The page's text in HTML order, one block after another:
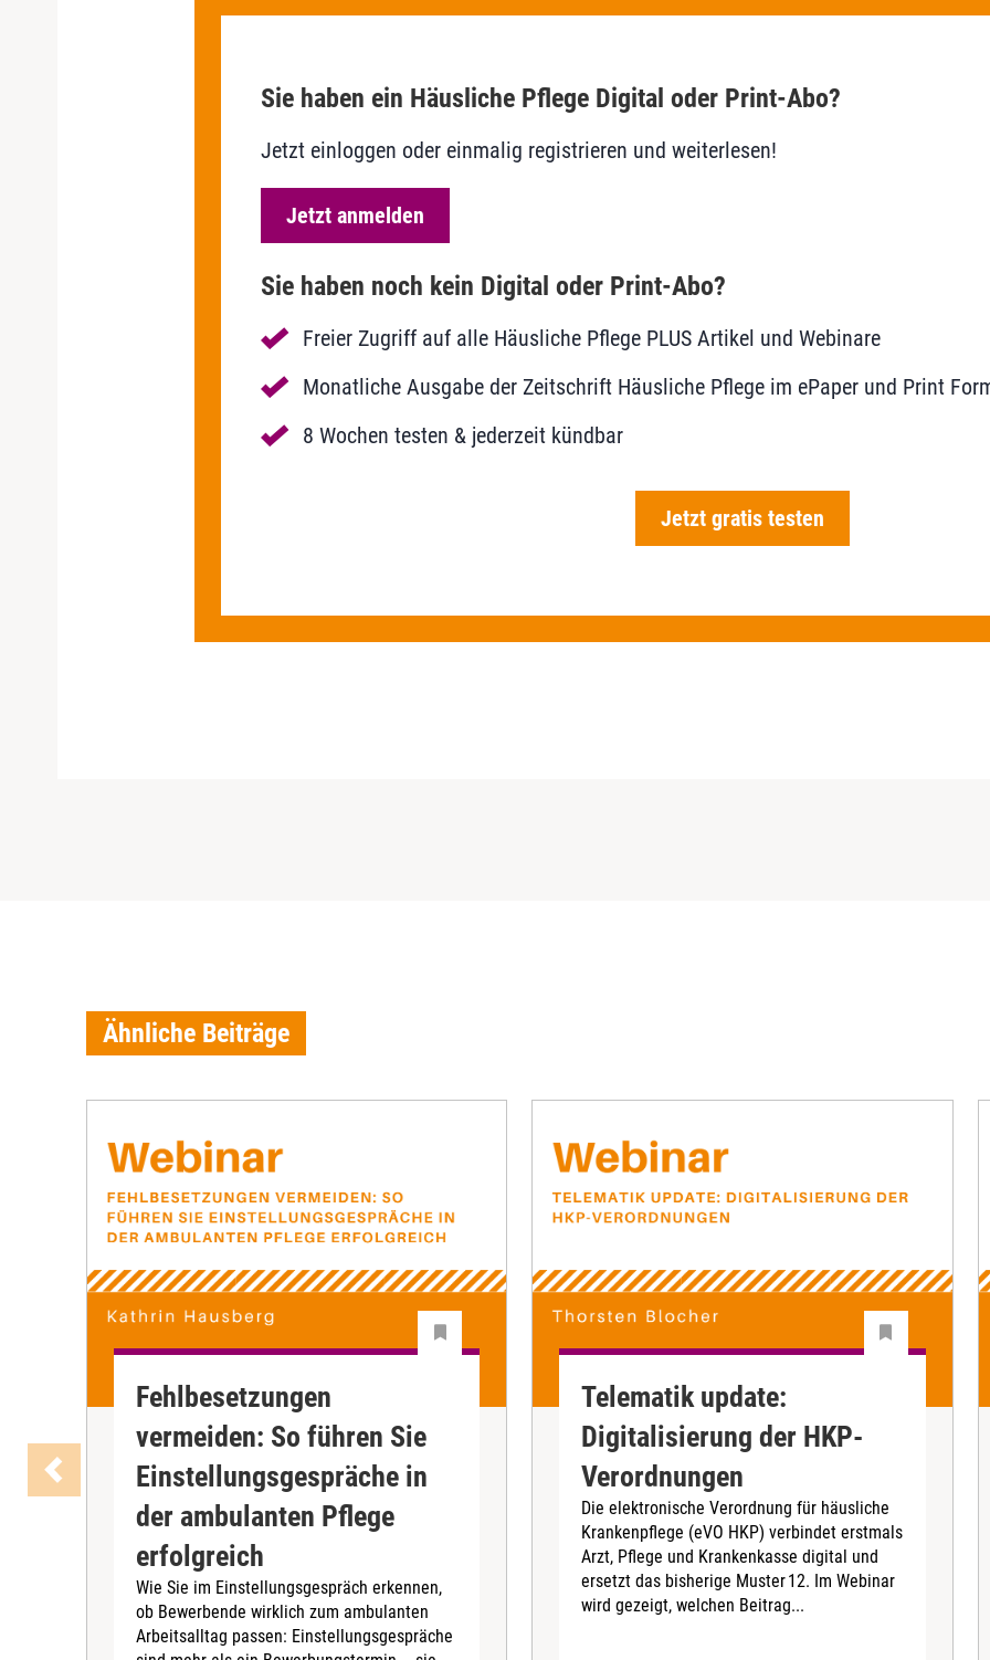
Sie haben ein Häusliche Pflege Digital oder Print-Abo?
Jetzt einloggen oder einmalig registrieren und weiterlesen!
Jetzt anmelden
Sie haben noch kein Digital oder Print-Abo?
Freier Zugriff auf alle Häusliche Pflege PLUS Artikel und Webinare
Monatliche Ausgabe der Zeitschrift Häusliche Pflege im ePaper und Print
8 Wochen testen & jederzeit kündbar
Jetzt gratis testen
Ähnliche Beiträge
Fehlbesetzungen
vermeiden: So führen Sie
Einstellungsgespräche in
der ambulanten Pflege
erfolgreich
Wie Sie im Einstellungsgespräch erkennen,
ob Bewerbende wirklich zum ambulanten
Arbeitsalltag passen: Einstellungsgespräche
Telematik update:
Digitalisierung der HKP-
Verordnungen
Die elektronische Verordnung für häusliche
Krankenpflege (eVO HKP) verbindet erstmals
Arzt, Pflege und Krankenkasse digital und
ersetzt das bisherige Muster 12. Im Webinar
wird gezeigt, welchen Beitrag...